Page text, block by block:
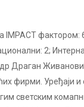
IMPACT фактором:
2;
Драган
фирми. Уређаји и
светским